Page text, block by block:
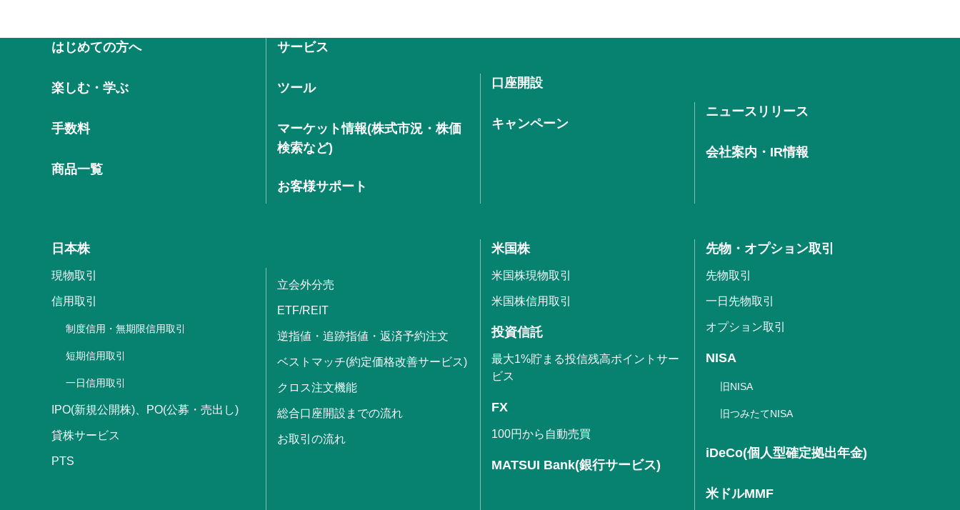
はじめての方へ
楽しむ・学ぶ
手数料
商品一覧
サービス
ツール
マーケット情報(株式市況・株価
検索など)
お客様サポート
口座開設
キャンペーン
ニュースリリース
会社案内・IR情報
日本株
現物取引
信用取引
制度信用・無期限信用取引
短期信用取引
一日信用取引
IPO(新規公開株)、PO(公募・売出し)
貸株サービス
PTS
立会外分売
ETF/REIT
逆指値・追跡指値・返済予約注文
ベストマッチ(約定価格改善サービス)
クロス注文機能
総合口座開設までの流れ
お取引の流れ
米国株
米国株現物取引
米国株信用取引
投資信託
最大1%貯まる投信残高ポイントサー
ビス
FX
100円から自動売買
MATSUI Bank(銀行サービス)
先物・オプション取引
先物取引
一日先物取引
オプション取引
NISA
旧NISA
旧つみたてNISA
iDeCo(個人型確定拠出年金)
米ドルMMF